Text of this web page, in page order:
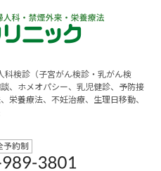
科検診（子宮がん検診・乳がん検
、ホメオパシー、乳児健診、予防接
栄養療法、不妊治療、生理日移動、